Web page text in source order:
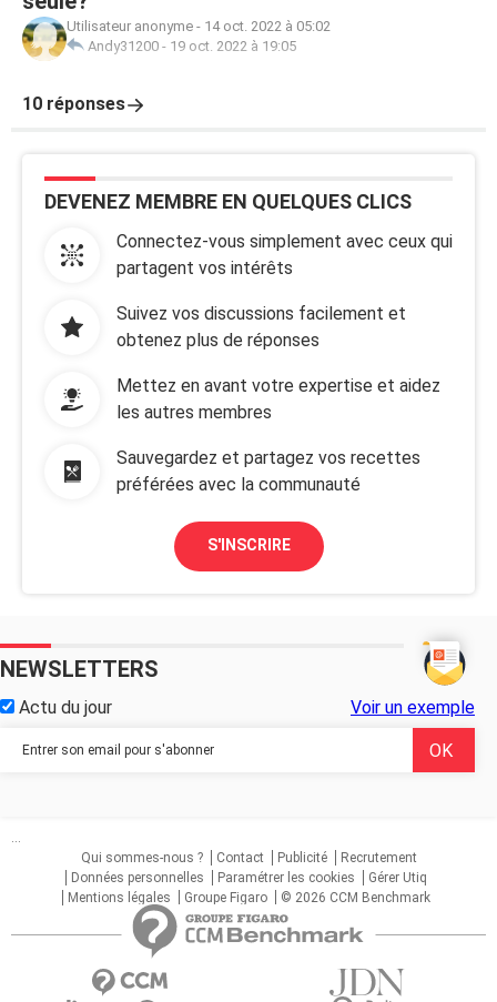
Utilisateur anonyme - 14 oct. 2022 à 05:02
Andy31200 - 19 oct. 2022 à 19:05
10 réponses
DEVENEZ MEMBRE EN QUELQUES CLICS
Connectez-vous simplement avec ceux qui
partagent vos intérêts
Suivez vos discussions facilement et
obtenez plus de réponses
Mettez en avant votre expertise et aidez
les autres membres
Sauvegardez et partagez vos recettes
préférées avec la communauté
S'INSCRIRE
NEWSLETTERS
Actu du jour Voir un exemple
...
Qui sommes-nous ?
Contact Publicité
Recrutement
Données personnelles
Paramétrer les cookies
Gérer Utiq
Mentions légales
Groupe Figaro © 2026 CCM Benchmark